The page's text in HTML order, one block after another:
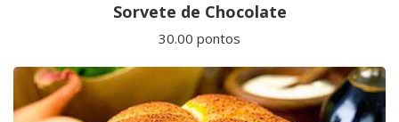
Sorvete de Chocolate
30.00 pontos